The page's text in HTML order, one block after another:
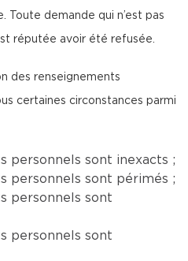
demande qui n’est pas
réputée avoir été refusée.
des renseignements
certaines circonstances parmi
personnels sont inexacts ;
personnels sont périmés ;
personnels sont
personnels sont